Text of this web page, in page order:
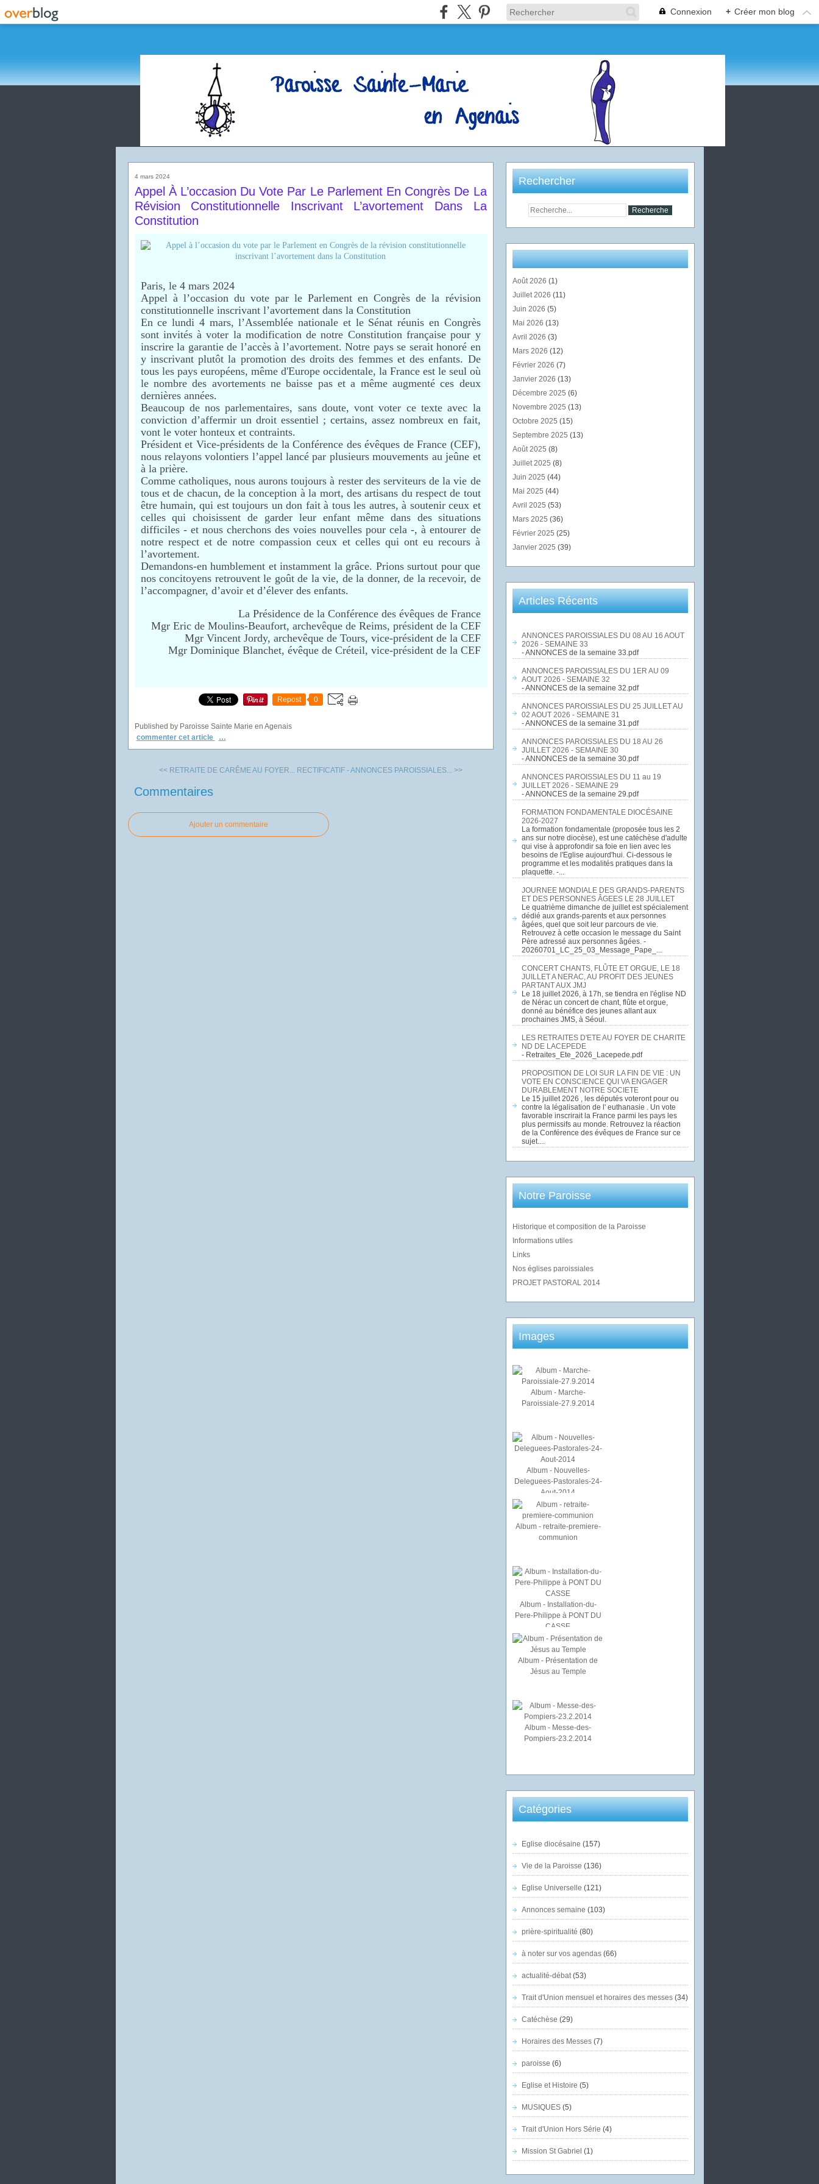
Connexion + Créer mon blog
4 mars 2024
Appel À L’occasion Du Vote Par Le Parlement En Congrès De La
Révision Constitutionnelle Inscrivant L’avortement Dans La
Constitution
Paris, le 4 mars 2024
Appel à l’occasion du vote par le Parlement en Congrès de la révision
constitutionnelle inscrivant l’avortement dans la Constitution
En ce lundi 4 mars, l’Assemblée nationale et le Sénat réunis en Congrès
sont invités à voter la modification de notre Constitution française pour y
inscrire la garantie de l’accès à l’avortement. Notre pays se serait honoré en
y inscrivant plutôt la promotion des droits des femmes et des enfants. De
tous les pays européens, même d'Europe occidentale, la France est le seul où
le nombre des avortements ne baisse pas et a même augmenté ces deux
dernières années.
Beaucoup de nos parlementaires, sans doute, vont voter ce texte avec la
conviction d’affermir un droit essentiel ; certains, assez nombreux en fait,
vont le voter honteux et contraints.
Président et Vice-présidents de la Conférence des évêques de France (CEF),
nous relayons volontiers l’appel lancé par plusieurs mouvements au jeûne et
à la prière.
Comme catholiques, nous aurons toujours à rester des serviteurs de la vie de
tous et de chacun, de la conception à la mort, des artisans du respect de tout
être humain, qui est toujours un don fait à tous les autres, à soutenir ceux et
celles qui choisissent de garder leur enfant même dans des situations
difficiles - et nous cherchons des voies nouvelles pour cela -, à entourer de
notre respect et de notre compassion ceux et celles qui ont eu recours à
l’avortement.
Demandons-en humblement et instamment la grâce. Prions surtout pour que
nos concitoyens retrouvent le goût de la vie, de la donner, de la recevoir, de
l’accompagner, d’avoir et d’élever des enfants.
La Présidence de la Conférence des évêques de France
Mgr Eric de Moulins-Beaufort, archevêque de Reims, président de la CEF
Mgr Vincent Jordy, archevêque de Tours, vice-président de la CEF
Mgr Dominique Blanchet, évêque de Créteil, vice-président de la CEF
Repost 0
Published by Paroisse Sainte Marie en Agenais
commenter cet article
…
<< RETRAITE DE CARÊME AU FOYER... RECTIFICATIF - ANNONCES PAROISSIALES... >>
Commentaires
Ajouter un commentaire
Rechercher
Août 2026 (1)
Juillet 2026 (11)
Juin 2026 (5)
Mai 2026 (13)
Avril 2026 (3)
Mars 2026 (12)
Février 2026 (7)
Janvier 2026 (13)
Décembre 2025 (6)
Novembre 2025 (13)
Octobre 2025 (15)
Septembre 2025 (13)
Août 2025 (8)
Juillet 2025 (8)
Juin 2025 (44)
Mai 2025 (44)
Avril 2025 (53)
Mars 2025 (36)
Février 2025 (25)
Janvier 2025 (39)
Articles Récents
ANNONCES PAROISSIALES DU 08 AU 16 AOUT
2026 - SEMAINE 33
- ANNONCES de la semaine 33.pdf
ANNONCES PAROISSIALES DU 1ER AU 09
AOUT 2026 - SEMAINE 32
- ANNONCES de la semaine 32.pdf
ANNONCES PAROISSIALES DU 25 JUILLET AU
02 AOUT 2026 - SEMAINE 31
- ANNONCES de la semaine 31.pdf
ANNONCES PAROISSIALES DU 18 AU 26
JUILLET 2026 - SEMAINE 30
- ANNONCES de la semaine 30.pdf
ANNONCES PAROISSIALES DU 11 au 19
JUILLET 2026 - SEMAINE 29
- ANNONCES de la semaine 29.pdf
FORMATION FONDAMENTALE DIOCÉSAINE
2026-2027
La formation fondamentale (proposée tous les 2
ans sur notre diocèse), est une catéchèse d'adulte
qui vise à approfondir sa foie en lien avec les
besoins de l'Eglise aujourd'hui. Ci-dessous le
programme et les modalités pratiques dans la
plaquette. -...
JOURNEE MONDIALE DES GRANDS-PARENTS
ET DES PERSONNES ÂGEES LE 28 JUILLET
Le quatrième dimanche de juillet est spécialement
dédié aux grands-parents et aux personnes
âgées, quel que soit leur parcours de vie.
Retrouvez à cette occasion le message du Saint
Père adressé aux personnes âgées. -
20260701_LC_25_03_Message_Pape_...
CONCERT CHANTS, FLÛTE ET ORGUE, LE 18
JUILLET A NERAC, AU PROFIT DES JEUNES
PARTANT AUX JMJ
Le 18 juillet 2026, à 17h, se tiendra en l'église ND
de Nérac un concert de chant, flûte et orgue,
donné au bénéfice des jeunes allant aux
prochaines JMS, à Séoul.
LES RETRAITES D'ETE AU FOYER DE CHARITE
ND DE LACEPEDE
- Retraites_Ete_2026_Lacepede.pdf
PROPOSITION DE LOI SUR LA FIN DE VIE : UN
VOTE EN CONSCIENCE QUI VA ENGAGER
DURABLEMENT NOTRE SOCIETE
Le 15 juillet 2026 , les députés voteront pour ou
contre la légalisation de l' euthanasie . Un vote
favorable inscrirait la France parmi les pays les
plus permissifs au monde. Retrouvez la réaction
de la Conférence des évêques de France sur ce
sujet....
Notre Paroisse
Historique et composition de la Paroisse
Informations utiles
Links
Nos églises paroissiales
PROJET PASTORAL 2014
Images
Album - Marche-
Paroissiale-27.9.2014
Album - Nouvelles-
Deleguees-Pastorales-24-
Aout-2014
Album - retraite-premiere-
communion
Album - Installation-du-
Pere-Philippe à PONT DU
CASSE
Album - Présentation de
Jésus au Temple
Album - Messe-des-
Pompiers-23.2.2014
Catégories
Eglise diocésaine (157)
Vie de la Paroisse (136)
Eglise Universelle (121)
Annonces semaine (103)
prière-spiritualité (80)
à noter sur vos agendas(66)
actualité-débat(53)
Trait d'Union mensuel et horaires des messes(34)
Catéchèse (29)
Horaires des Messes(7)
paroisse (6)
Eglise et Histoire (5)
MUSIQUES(5)
Trait d'Union Hors Série (4)
Mission St Gabriel (1)